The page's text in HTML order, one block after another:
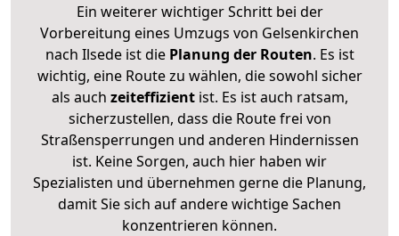
Ein weiterer wichtiger Schritt bei der
Vorbereitung eines Umzugs von Gelsenkirchen
nach Ilsede ist diePlanung der Routen. Es ist
wichtig, eine Route zu wählen, die sowohl sicher
als auch zeiteffizientist. Es ist auch ratsam,
sicherzustellen, dass die Route frei von
Straßensperrungen und anderen Hindernissen
ist. Keine Sorgen, auch hier haben wir
Spezialisten und übernehmen gerne die Planung,
damit Sie sich auf andere wichtige Sachen
konzentrieren können.